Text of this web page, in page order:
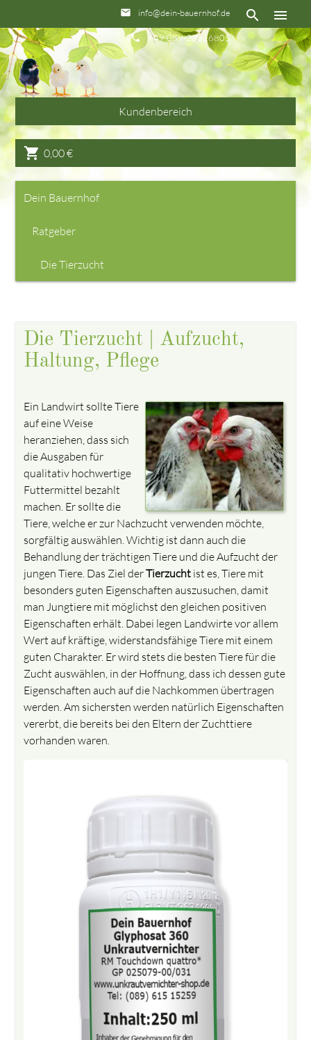
menu
search
email info@dein-bauernhof.de
phone +49 089-23516805
Kundenbereich
shopping_cart 0,00€
Dein Bauernhof
Ratgeber
Die Tierzucht
Die Tierzucht | Aufzucht,
Haltung, Pflege
Ein Landwirt sollte Tiere
auf eine Weise
heranziehen, dass sich
die Ausgaben für
qualitativ hochwertige
Futtermittel bezahlt
machen. Er sollte die
Tiere, welche er zur Nachzucht verwenden möchte,
sorgfältig auswählen. Wichtig ist dann auch die
Behandlung der trächtigen Tiere und die Aufzucht der
jungen Tiere. Das Ziel derTierzucht ist es, Tiere mit
besonders guten Eigenschaften auszusuchen, damit
man Jungtiere mit möglichst den gleichen positiven
Eigenschaften erhält. Dabei legen Landwirte vor allem
Wert auf kräftige, widerstandsfähige Tiere mit einem
guten Charakter. Er wird stets die besten Tiere für die
Zucht auswählen, in der Hoffnung, dass ich dessen gute
Eigenschaften auch auf die Nachkommen übertragen
werden. Am sichersten werden natürlich Eigenschaften
vererbt, die bereits bei den Eltern der Zuchttiere
vorhanden waren.